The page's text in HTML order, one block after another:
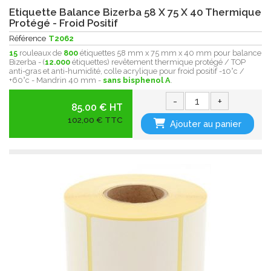
Etiquette Balance Bizerba 58 X 75 X 40 Thermique
Protégé - Froid Positif
Référence T2062
15 rouleaux de 800 étiquettes 58 mm x 75 mm x 40 mm pour balance
Bizerba - (12.000 étiquettes) revêtement thermique protégé / TOP
anti-gras et anti-humidité, colle acrylique pour froid positif -10°c /
+60°c - Mandrin 40 mm - sans bisphenol A
85.00 € HT
102,00 € TTC
- +
Ajouter au panier